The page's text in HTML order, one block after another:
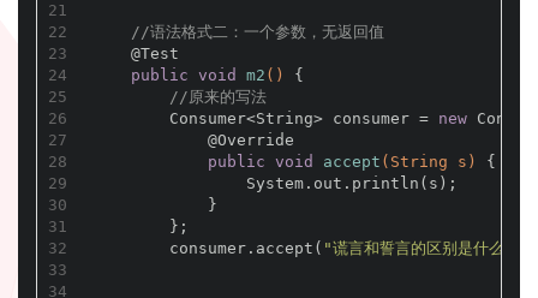
21
22
23
24
25
26
27
28
29
30
31
32
33
34
//语法格式二：一个参数，无返回值
@Test
public void m2 ()
{
//原来的写法
        Consumer<String> consumer =
new
@Override
public void accept (String s)
{
                System.out.println(s);
            }
        };
        consumer.accept(
"谎言和誓言的区别是什么呢